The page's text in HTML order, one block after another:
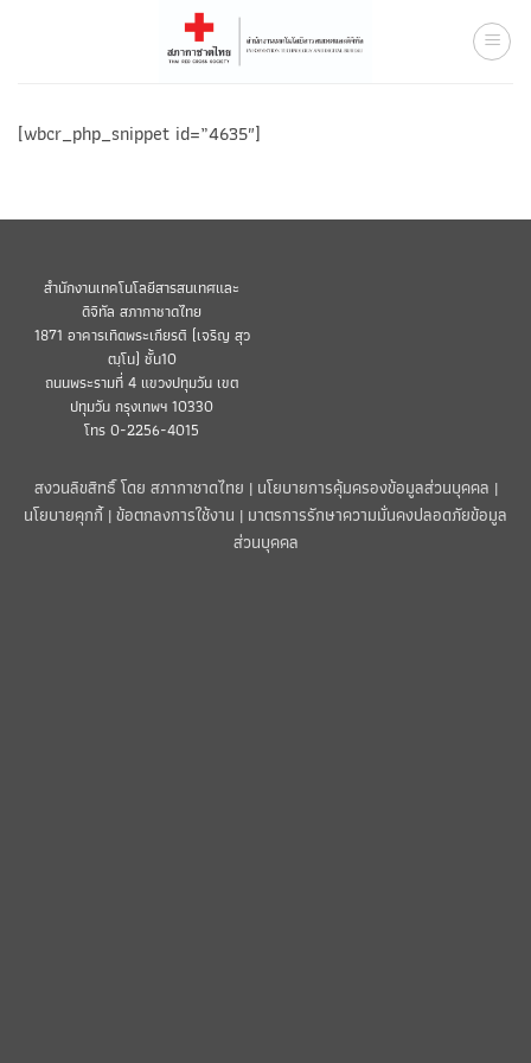
[wbcr_php_snippet id=”4635″]
สำนักงานเทคโนโลยีสารสนเทศและ
ดิจิทัล สภากาชาดไทย
1871 อาคารเทิดพระเกียรติ (เจริญ สุว
ฒฺโน) ชั้น10
ถนนพระรามที่ 4 แขวงปทุมวัน เขต
ปทุมวัน กรุงเทพฯ 10330
โทร 0-2256-4015
สงวนลิขสิทธิ์ โดย สภากาชาดไทย | นโยบายการคุ้มครองข้อมูลส่วนบุคคล |
นโยบายคุกกี้|ข้อตกลงการใช้งาน | มาตรการรักษาความมั่นคงปลอดภัยข้อมูล
ส่วนบุคคล